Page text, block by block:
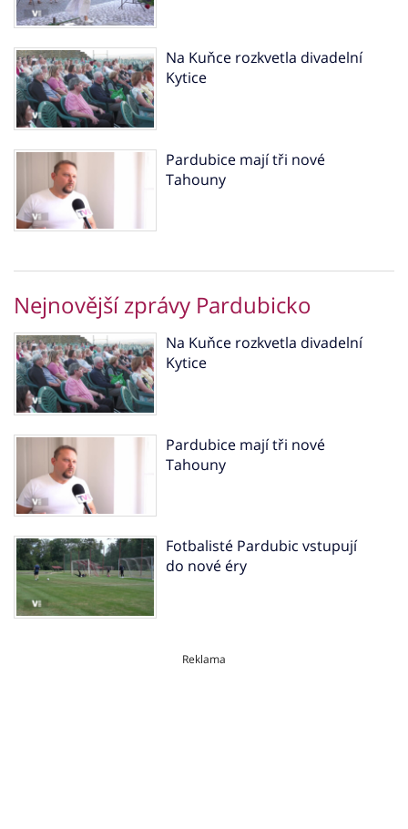
Na Kuňce rozkvetla divadelní
Kytice
Pardubice mají tři nové
Tahouny
Nejnovější zprávy Pardubicko
Na Kuňce rozkvetla divadelní
Kytice
Pardubice mají tři nové
Tahouny
Fotbalisté Pardubic vstupují
do nové éry
Reklama